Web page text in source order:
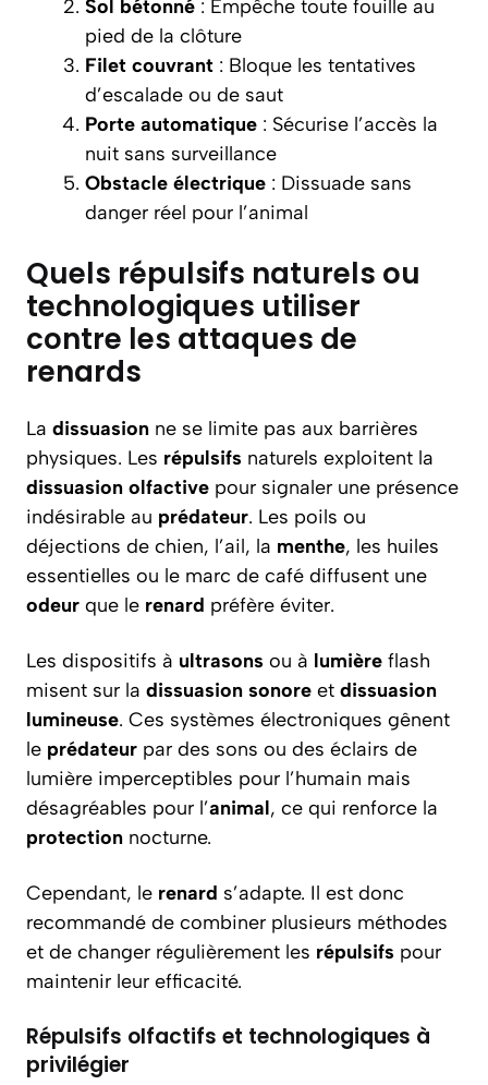
Sol bétonné : Empêche toute fouille au
pied de la clôture
Filet couvrant : Bloque les tentatives
d’escalade ou de saut
Porte automatique : Sécurise l’accès la
nuit sans surveillance
Obstacle électrique : Dissuade sans
danger réel pour l’animal
Quels répulsifs naturels ou
technologiques utiliser
contre les attaques de
renards
La dissuasion ne se limite pas aux barrières
physiques. Les répulsifs naturels exploitent la
dissuasion olfactive pour signaler une présence
indésirable au prédateur. Les poils ou
déjections de chien, l’ail, la menthe, les huiles
essentielles ou le marc de café diffusent une
odeur que le renard préfère éviter.
Les dispositifs à ultrasons ou à lumière flash
misent sur la dissuasion sonore et dissuasion
lumineuse. Ces systèmes électroniques gênent
le prédateur par des sons ou des éclairs de
lumière imperceptibles pour l’humain mais
désagréables pour l’animal, ce qui renforce la
protection nocturne.
Cependant, le renard s’adapte. Il est donc
recommandé de combiner plusieurs méthodes
et de changer régulièrement les répulsifs pour
maintenir leur efficacité.
Répulsifs olfactifs et technologiques à
privilégier